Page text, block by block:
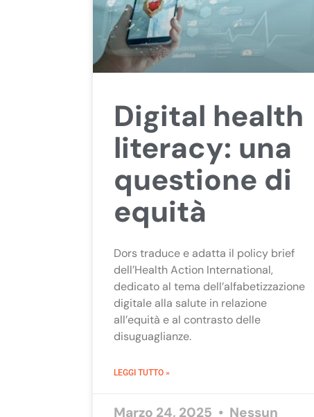
Digital health
literacy: una
questione di
equità
Dors traduce e adatta il policy brief
dell’Health Action International,
dedicato al tema dell’alfabetizzazione
digitale alla salute in relazione
all’equità e al contrasto delle
disuguaglianze.
LEGGI TUTTO »
Marzo 24, 2025
Nessun